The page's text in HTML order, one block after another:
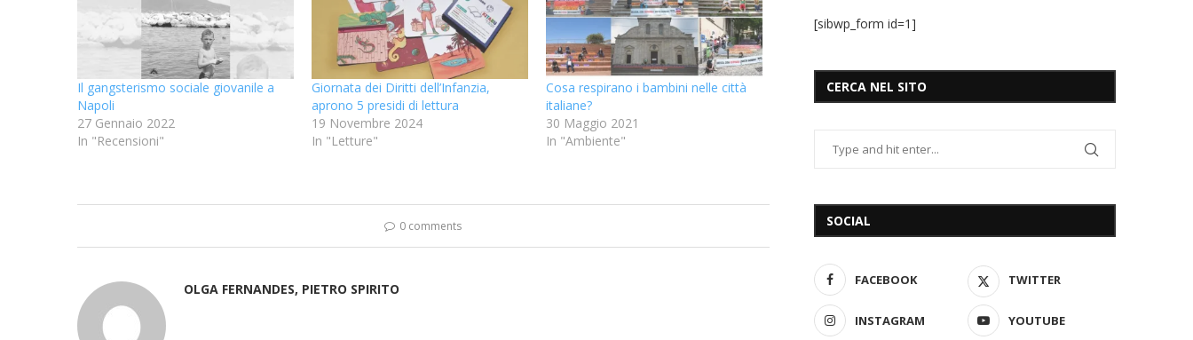
Il gangsterismo sociale giovanile a
Napoli
27 Gennaio 2022
In "Recensioni"
Giornata dei Diritti dell’Infanzia,
aprono 5 presidi di lettura
19 Novembre 2024
In "Letture"
Cosa respirano i bambini nelle città
italiane?
30 Maggio 2021
In "Ambiente"
0 comments
OLGA FERNANDES, PIETRO SPIRITO
[sibwp_form id=1]
CERCA NEL SITO
SOCIAL
FACEBOOK TWITTER
INSTAGRAM YOUTUBE